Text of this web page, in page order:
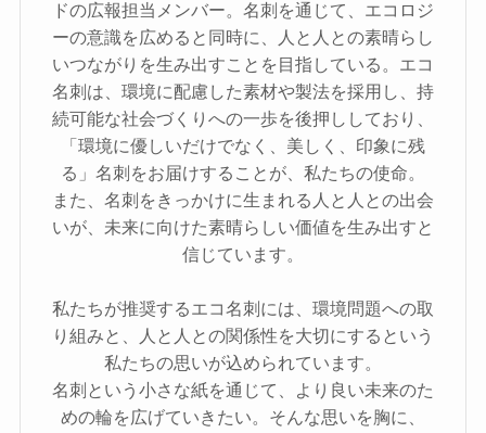
ドの広報担当メンバー。名刺を通じて、エコロジ
ーの意識を広めると同時に、人と人との素晴らし
いつながりを生み出すことを目指している。エコ
名刺は、環境に配慮した素材や製法を採用し、持
続可能な社会づくりへの一歩を後押ししており、
「環境に優しいだけでなく、美しく、印象に残
る」名刺をお届けすることが、私たちの使命。
また、名刺をきっかけに生まれる人と人との出会
いが、未来に向けた素晴らしい価値を生み出すと
信じています。
私たちが推奨するエコ名刺には、環境問題への取
り組みと、人と人との関係性を大切にするという
私たちの思いが込められています。
名刺という小さな紙を通じて、より良い未来のた
めの輪を広げていきたい。そんな思いを胸に、